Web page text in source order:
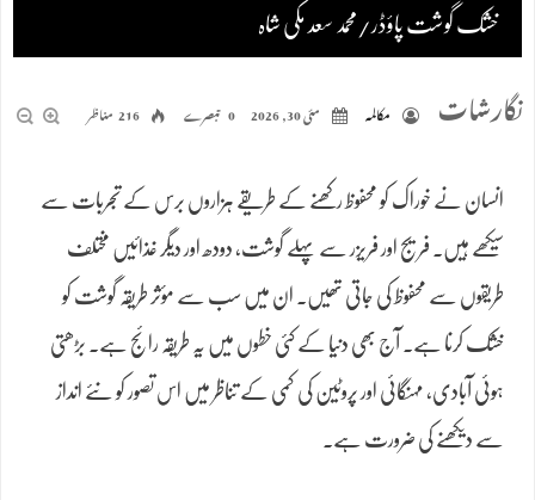
خشک گوشت پاؤڈر/محمد سعد مکی شاہ
نگارشات مکالمہ مئی 30, 2026 0 تبصرے 216 مناظر
انسان نے خوراک کو محفوظ رکھنے کے طریقے ہزاروں برس کے تجربات سے
سیکھے ہیں۔ فریج اور فریزر سے پہلے گوشت، دودھ اور دیگر غذائیں مختلف
طریقوں سے محفوظ کی جاتی تھیں۔ ان میں سب سے مؤثر طریقہ گوشت کو
خشک کرنا ہے۔ آج بھی دنیا کے کئی خطوں میں یہ طریقہ رائج ہے۔ بڑھتی
ہوئی آبادی، مہنگائی اور پروٹین کی کمی کے تناظر میں اس تصور کو نئے انداز
سے دیکھنے کی ضرورت ہے۔